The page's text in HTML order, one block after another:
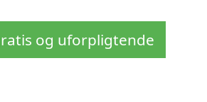
og uforpligtende